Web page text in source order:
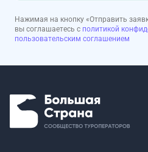
Нажимая на кнопку «Отправить
вы соглашаетесь с политикой
пользовательским соглашением